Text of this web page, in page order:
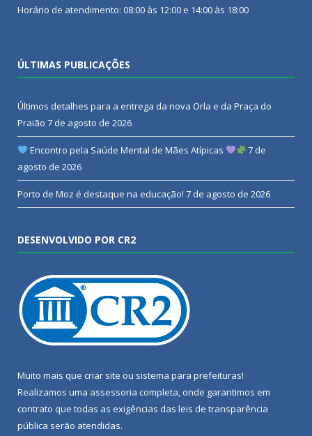
Horário de atendimento: 08:00 às 12:00 e 14:00 às 18:00
ÚLTIMAS PUBLICAÇÕES
Últimos detalhes para a entrega da nova Orla e da Praça do
Praião 7 de agosto de 2026
Encontro pela Saúde Mental de Mães Atípicas
7 de
agosto de 2026
Porto de Moz é destaque na educação! 7 de agosto de 2026
DESENVOLVIDO POR CR2
Muito mais que criar site ou sistema para prefeituras!
Realizamos uma assessoria completa, onde garantimos em
contrato que todas as exigências das leis de transparência
pública serão atendidas.